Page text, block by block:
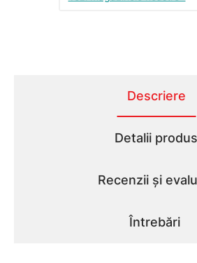
Descriere
Detalii produs
Recenzii și
Întrebări